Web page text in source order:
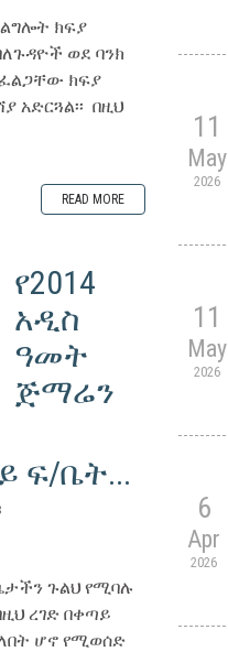
ክፍያ
ወደ ባንክ
ክፍያ
በዚህ
READ MORE
የ2014
አዲስ
ዓመት
ጅማሬን
ፍ/ቤት...
ጉልህ የሚባሉ
ረገድ በቀጣይ
ሆኖ የሚወሰድ
11
May
2026
11
May
2026
6
Apr
2026